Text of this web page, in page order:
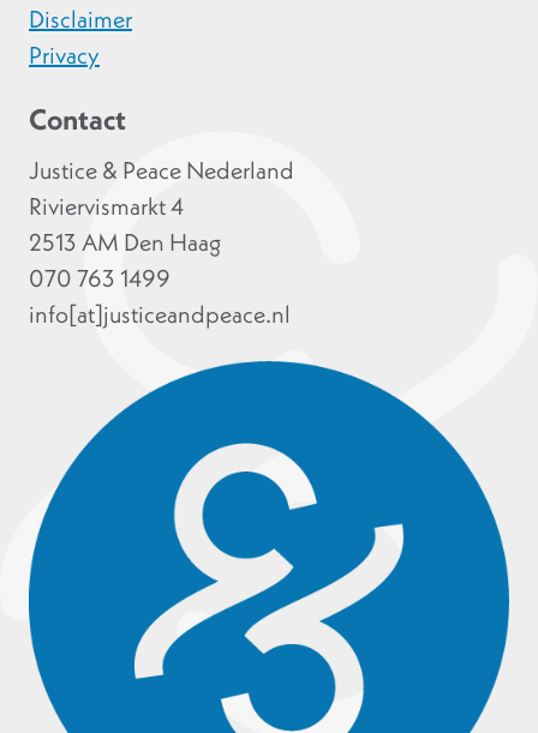
Disclaimer
Privacy
Contact
Justice & Peace Nederland
Riviervismarkt 4
2513 AM Den Haag
070 763 1499
info[at]justiceandpeace.nl